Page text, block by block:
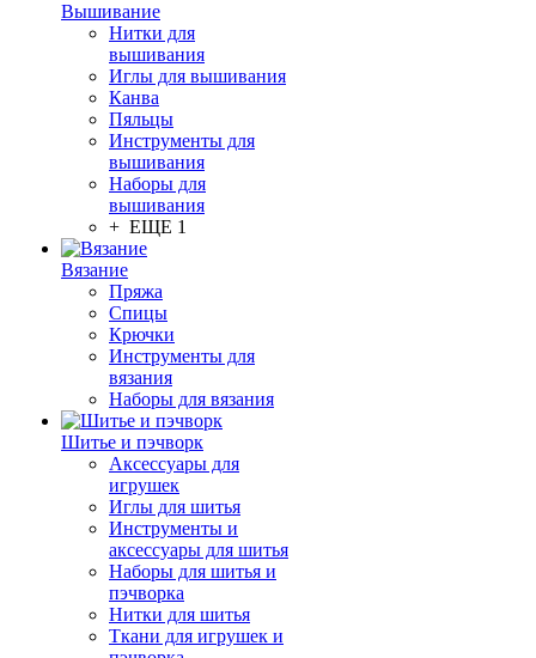
Вышивание
Нитки для
вышивания
Иглы для вышивания
Канва
Пяльцы
Инструменты для
вышивания
Наборы для
вышивания
+ ЕЩЕ 1
Вязание
Пряжа
Спицы
Крючки
Инструменты для
вязания
Наборы для вязания
Шитье и пэчворк
Аксессуары для
игрушек
Иглы для шитья
Инструменты и
аксессуары для шитья
Наборы для шитья и
пэчворка
Нитки для шитья
Ткани для игрушек и